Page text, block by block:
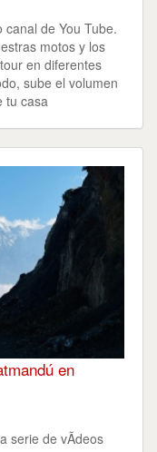
de You Tube.
motos y los
en diferentes
sube el volumen
tu casa
en
serie de vÃ­deos